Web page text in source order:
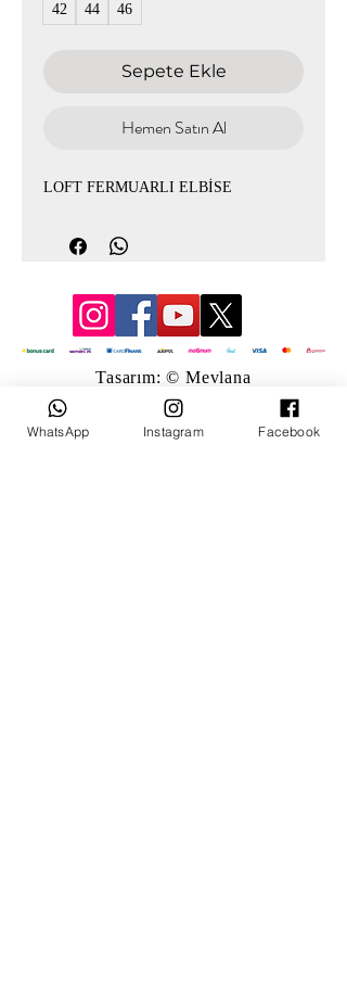
42 44 46
Sepete Ekle
Hemen Satın Al
LOFT FERMUARLI ELBİSE
Tasarım: © Mevlana
WhatsApp Instagram Facebook